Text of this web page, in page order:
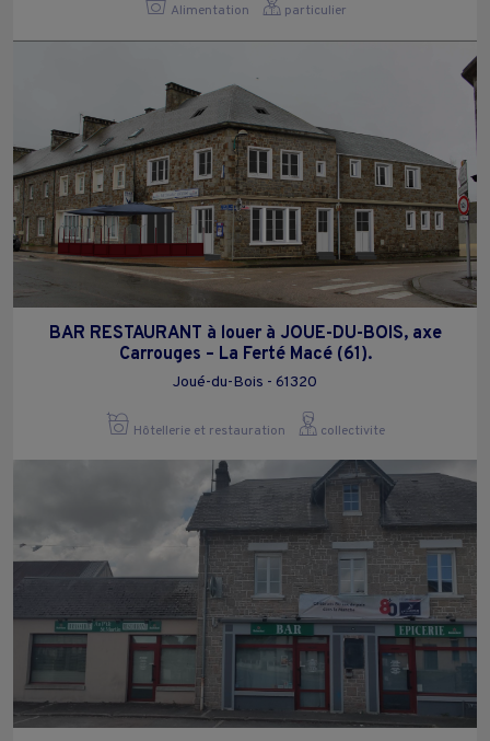
Alimentation particulier
BAR RESTAURANT à louer à JOUE-DU-BOIS, axe
Carrouges – La Ferté Macé (61).
Joué-du-Bois - 61320
Hôtellerie et restauration collectivite